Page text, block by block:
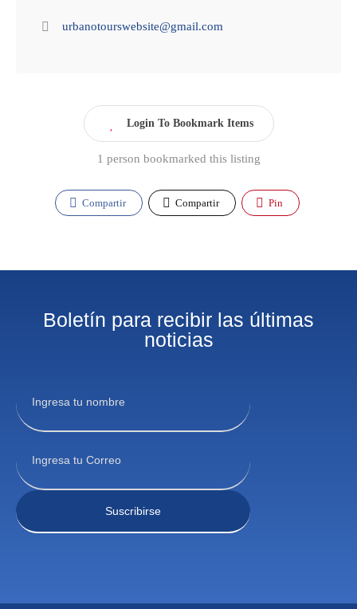
urbanotourswebsite@gmail.com
Login To Bookmark Items
1 person bookmarked this listing
Compartir Compartir Pin
Boletín para recibir las últimas
noticias